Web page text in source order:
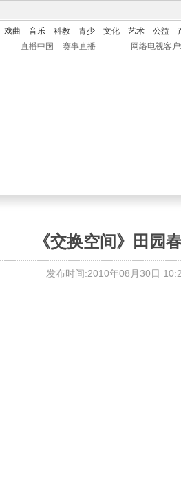
戏曲 音乐 科教 青少 文化 艺术 公益
直播中国 赛事直播 网络电视客
《交换空间》田园
发布时间:2010年08月30日